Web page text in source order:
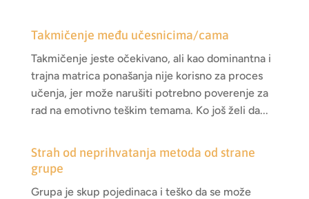
Takmičenje među učesnicima/cama
Takmičenje jeste očekivano, ali kao dominantna i
trajna matrica ponašanja nije korisno za proces
učenja, jer može narušiti potrebno poverenje za
rad na emotivno teškim temama. Ko još želi da...
Strah od neprihvatanja metoda od strane
grupe
Grupa je skup pojedinaca i teško da se može